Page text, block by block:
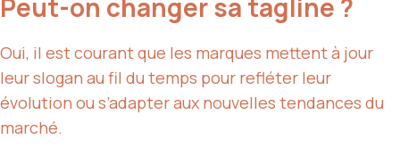
Peut-on changer sa tagline ?
Oui, il est courant que les marques mettent à jour
leur slogan au fil du temps pour refléter leur
évolution ou s’adapter aux nouvelles tendances du
marché.